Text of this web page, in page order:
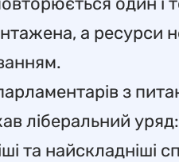
а ресурси
з
ліберальний
та найскладніші